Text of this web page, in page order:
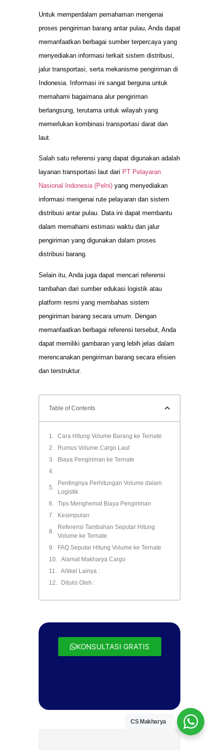
Untuk memperdalam pemahaman mengenai
proses pengiriman barang antar pulau, Anda dapat
memanfaatkan berbagai sumber terpercaya yang
menyediakan informasi terkait sistem distribusi,
jalur transportasi, serta mekanisme pengiriman di
Indonesia. Informasi ini sangat berguna untuk
memahami bagaimana alur pengiriman
berlangsung, terutama untuk wilayah yang
memerlukan kombinasi transportasi darat dan
laut.
Salah satu referensi yang dapat digunakan adalah
layanan transportasi laut dari PT Pelayaran
Nasional Indonesia (Pelni) yang menyediakan
informasi mengenai rute pelayaran dan sistem
distribusi antar pulau. Data ini dapat membantu
dalam memahami estimasi waktu dan jalur
pengiriman yang digunakan dalam proses
distribusi barang.
Selain itu, Anda juga dapat mencari referensi
tambahan dari sumber edukasi logistik atau
platform resmi yang membahas sistem
pengiriman barang secara umum. Dengan
memanfaatkan berbagai referensi tersebut, Anda
dapat memiliki gambaran yang lebih jelas dalam
merencanakan pengiriman barang secara efisien
dan terstruktur.
Table of Contents
Cara Hitung Volume Barang ke Ternate
Rumus Volume Cargo Laut
Biaya Pengiriman ke Ternate
Pentingnya Perhitungan Volume dalam
Logistik
Tips Menghemat Biaya Pengiriman
Kesimpulan
Referensi Tambahan Seputar Hitung
Volume ke Ternate
FAQ Seputar Hitung Volume ke Ternate
Alamat Makharya Cargo
Artikel Lainya :
Ditulis Oleh :
KONSULTASI GRATIS
CS Makharya